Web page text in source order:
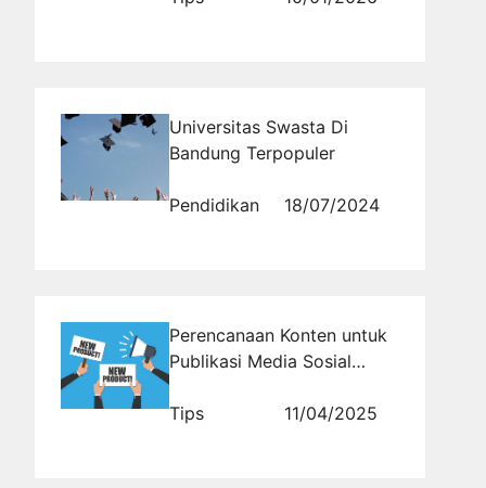
Universitas Swasta Di
Bandung Terpopuler
Pendidikan 18/07/2024
Perencanaan Konten untuk
Publikasi Media Sosial
Tips
11/04/2025